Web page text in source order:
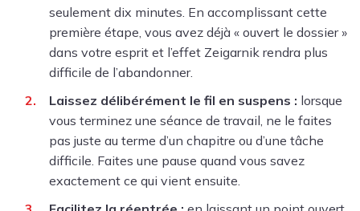
seulement dix minutes. En accomplissant cette
première étape, vous avez déjà « ouvert le dossier »
dans votre esprit et l’effet Zeigarnik rendra plus
difficile de l’abandonner.
Laissez délibérément le fil en suspens : lorsque
vous terminez une séance de travail, ne le faites
pas juste au terme d’un chapitre ou d’une tâche
difficile. Faites une pause quand vous savez
exactement ce qui vient ensuite.